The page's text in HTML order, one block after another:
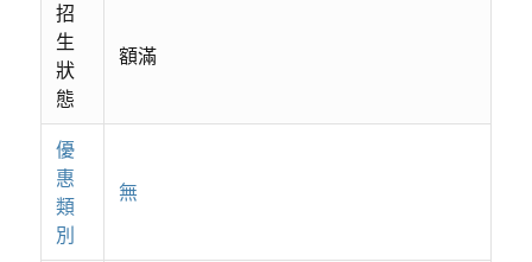
招
生
狀
態
額滿
優
惠
類
別
無